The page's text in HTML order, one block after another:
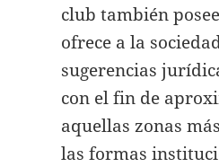
club también
ofrece a la
sugerencias
con el fin de
aquellas zonas
las formas